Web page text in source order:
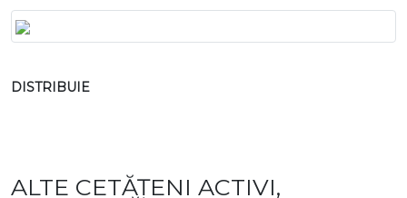
DISTRIBUIE
ALTE CETĂȚENI ACTIVI,